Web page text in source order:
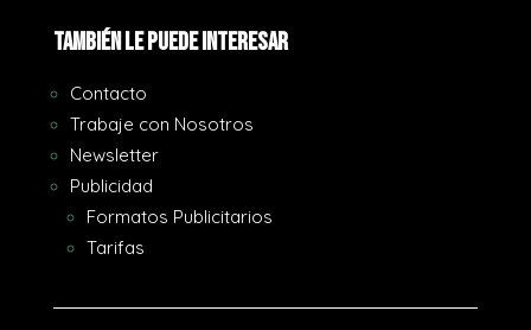
También le puede interesar
Contacto
Trabaje con Nosotros
Newsletter
Publicidad
Formatos Publicitarios
Tarifas